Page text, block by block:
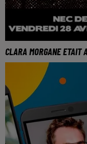
CLARA MORGANE ETAIT
Clara est de retour